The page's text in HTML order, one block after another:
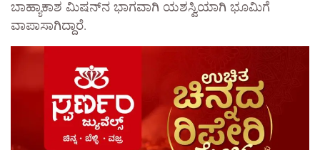
ಬಾಹ್ಯಾಕಾಶ ಮಿಷನ್‌ನ ಭಾಗವಾಗಿ ಯಶಸ್ವಿಯಾಗಿ ಭೂಮಿಗೆ
ವಾಪಾಸಾಗಿದ್ದಾರೆ.